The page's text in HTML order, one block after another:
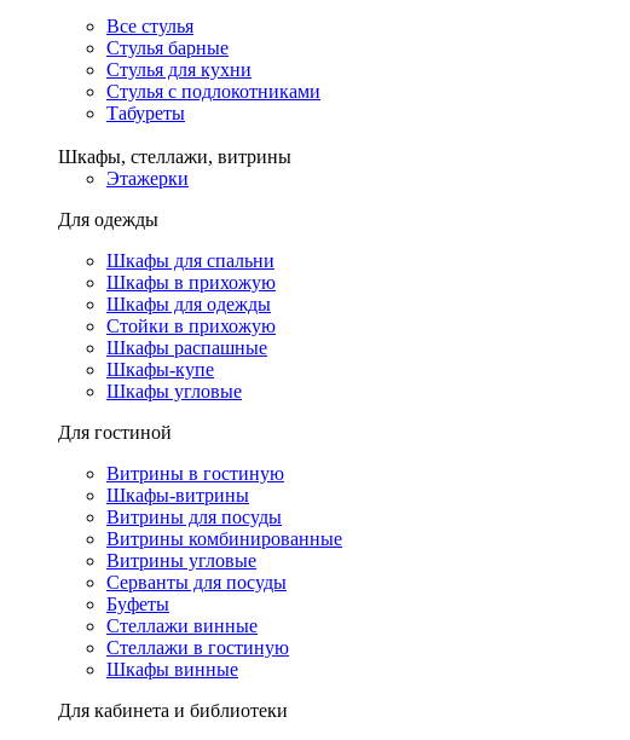
Все стулья
Стулья барные
Стулья для кухни
Стулья с подлокотниками
Табуреты
Шкафы, стеллажи, витрины
Этажерки
Для одежды
Шкафы для спальни
Шкафы в прихожую
Шкафы для одежды
Стойки в прихожую
Шкафы распашные
Шкафы-купе
Шкафы угловые
Для гостиной
Витрины в гостиную
Шкафы-витрины
Витрины для посуды
Витрины комбинированные
Витрины угловые
Серванты для посуды
Буфеты
Стеллажи винные
Стеллажи в гостиную
Шкафы винные
Для кабинета и библиотеки